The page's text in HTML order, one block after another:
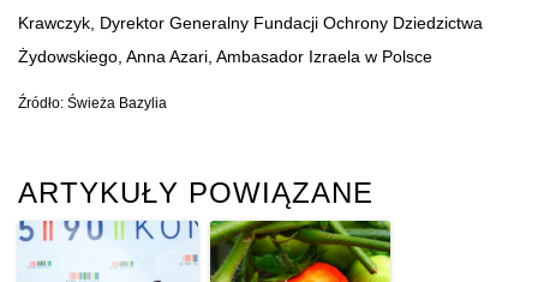
Krawczyk, Dyrektor Generalny Fundacji Ochrony Dziedzictwa
Żydowskiego, Anna Azari, Ambasador Izraela w Polsce
Źródło: Świeża Bazylia
ARTYKUŁY POWIĄZANE